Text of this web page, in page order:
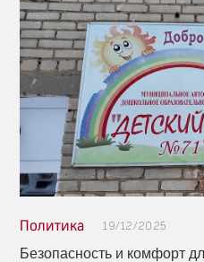
Политика 19/12/2025
Безопасность и комфорт